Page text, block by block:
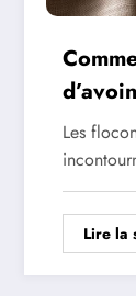
Les
Lire la